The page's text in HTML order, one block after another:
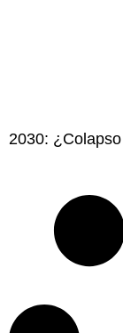
2030: